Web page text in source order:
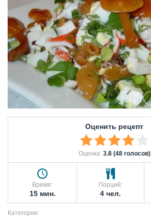
Оценить рецепт
Оценка: 3.8 (48 голосов)
Время:
15 мин.
Порций:
4 чел.
Категории: